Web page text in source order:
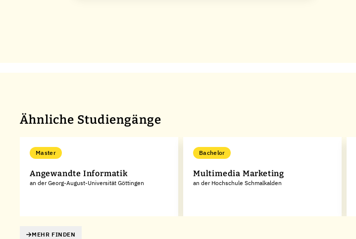
Ähnliche Studiengänge
Master
Angewandte Informatik
an der Georg-August-Universität Göttingen
Bachelor
Multimedia Marketing
an der Hochschule Schmalkalden
MEHR FINDEN